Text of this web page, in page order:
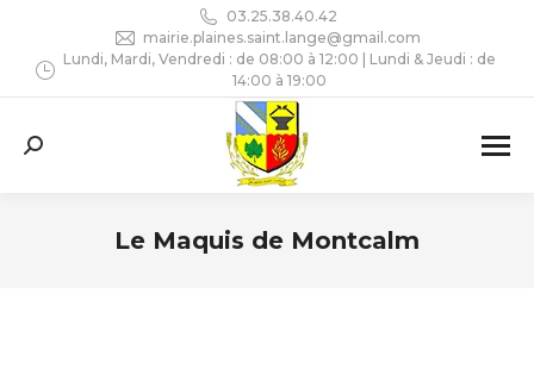
03.25.38.40.42
mairie.plaines.saint.lange@gmail.com
Lundi, Mardi, Vendredi : de 08:00 à 12:00 | Lundi & Jeudi : de
14:00 à 19:00
Recherche
Le Maquis de Montcalm